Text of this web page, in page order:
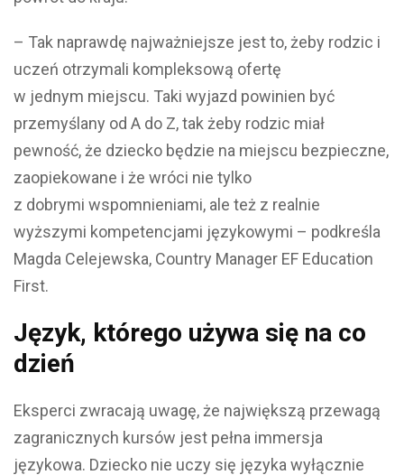
– Tak naprawdę najważniejsze jest to, żeby rodzic i
uczeń otrzymali kompleksową ofertę
w jednym miejscu. Taki wyjazd powinien być
przemyślany od A do Z, tak żeby rodzic miał
pewność, że dziecko będzie na miejscu bezpieczne,
zaopiekowane i że wróci nie tylko
z dobrymi wspomnieniami, ale też z realnie
wyższymi kompetencjami językowymi – podkreśla
Magda Celejewska, Country Manager EF Education
First.
Język, którego używa się na co
dzień
Eksperci zwracają uwagę, że największą przewagą
zagranicznych kursów jest pełna immersja
językowa. Dziecko nie uczy się języka wyłącznie